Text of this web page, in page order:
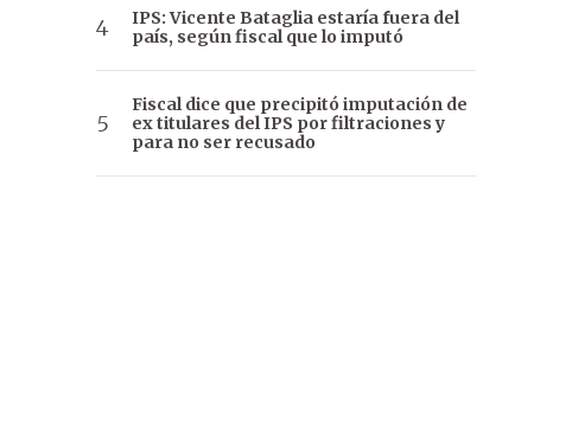
IPS: Vicente Bataglia estaría fuera del
país, según fiscal que lo imputó
Fiscal dice que precipitó imputación de
ex titulares del IPS por filtraciones y
para no ser recusado